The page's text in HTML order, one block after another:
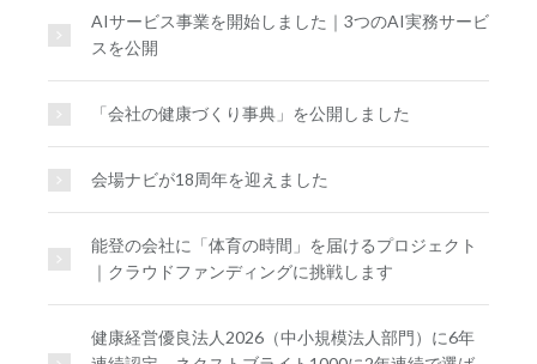
AIサービス事業を開始しました｜3つのAI実務サービ
スを公開
「会社の健康づくり事典」を公開しました
会場ナビが18周年を迎えました
能登の会社に「体育の時間」を届けるプロジェクト
｜クラウドファンディングに挑戦します
健康経営優良法人2026（中小規模法人部門）に6年